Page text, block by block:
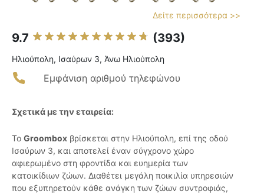
Δείτε περισσότερα >>
9.7 (393)
Ηλιούπολη, Ισαύρων 3, Άνω Ηλιούπολη
Εμφάνιση αριθμού τηλεφώνου
Σχετικά με την εταιρεία:
Το Groombox βρίσκεται στην Ηλιούπολη, επί της οδού
Ισαύρων 3, και αποτελεί έναν σύγχρονο χώρο
αφιερωμένο στη φροντίδα και ευημερία των
κατοικίδιων ζώων. Διαθέτει μεγάλη ποικιλία υπηρεσιών
που εξυπηρετούν κάθε ανάγκη των ζώων συντροφιάς,